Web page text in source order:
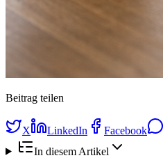
Beitrag teilen
X LinkedIn Facebook
In diesem Artikel